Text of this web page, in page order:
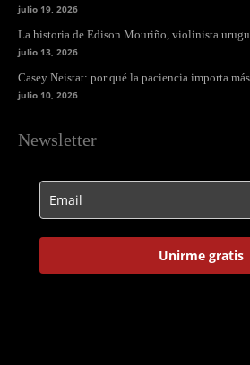
julio 19, 2026
La historia de Edison Mouriño, violinista
julio 13, 2026
Casey Neistat: por qué la paciencia importa
julio 10, 2026
Newsletter
Unirme gratis